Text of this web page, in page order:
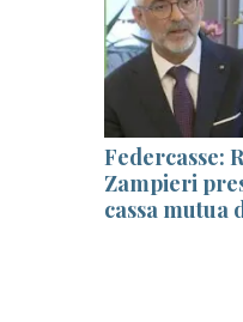
Federcasse:
Zampieri
cassa mutua